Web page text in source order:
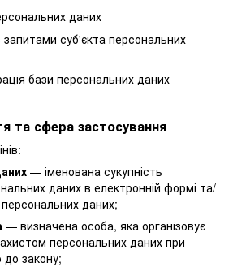
даних
суб'єкта персональних
бази персональних даних
та сфера застосування
— іменована сукупність
даних в електронній формі та/
даних;
— визначена особа, яка організовує
персональних даних при
до закону;